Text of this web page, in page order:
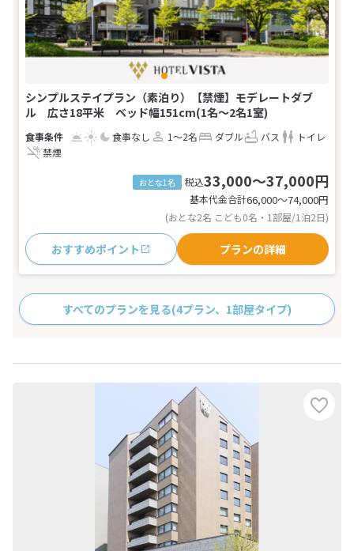
シンプルステイプラン（素泊り）【禁煙】モデレートダブ
ル 広さ18平米 ベッド幅151cm(1名～2名1室)
食事なし 1～2名 ダブル バス
トイレ
禁煙
おとな1名 税込33,000～37,000円
基本代金合計66,000〜74,000円
(おとな2名 こども0名・1部屋/1泊2日)
おすすめポイント プランの詳細
すべてのプランを見る(4プラン、1部屋タイプ)